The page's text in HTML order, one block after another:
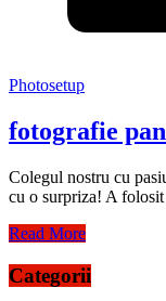
Photosetup
fotografie
Colegul nostru cu
cu o surpriza! A
Read More
Categorii